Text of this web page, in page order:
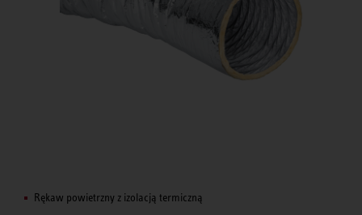
Rękaw powietrzny z izolacją termiczną